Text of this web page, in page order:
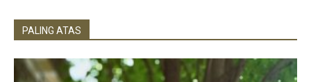
PALING ATAS